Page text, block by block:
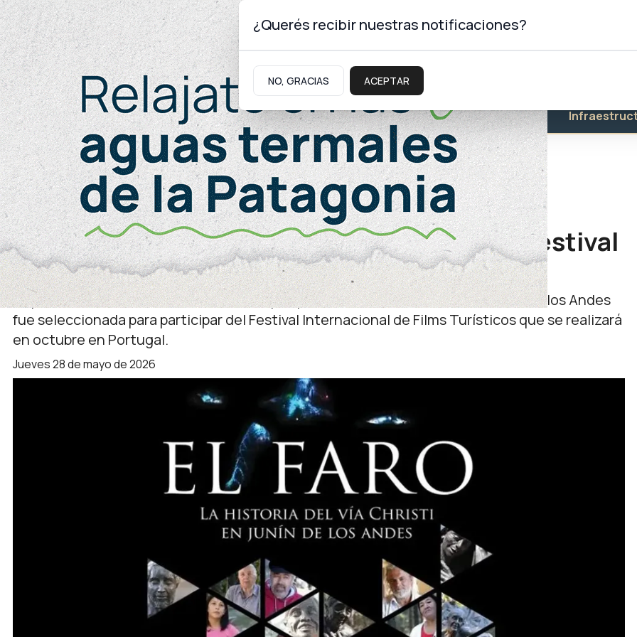
Sábado 8 deAgosto de 2026
Neuquinidad Gabinete Turismo Educación Salud
Gabinete
RTN
El documental El Faro se presentará en un festival
de Portugal
La producción audiovisual basada en el parque escultórico Vía Christi de Junín de los Andes
fue seleccionada para participar del Festival Internacional de Films Turísticos que se realizará
en octubre en Portugal.
jueves 28 de mayo de 2026
¿Querés recibir nuestras notificaciones?
NO, GRACIAS ACEPTAR